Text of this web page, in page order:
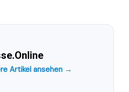
Artikel ansehen →